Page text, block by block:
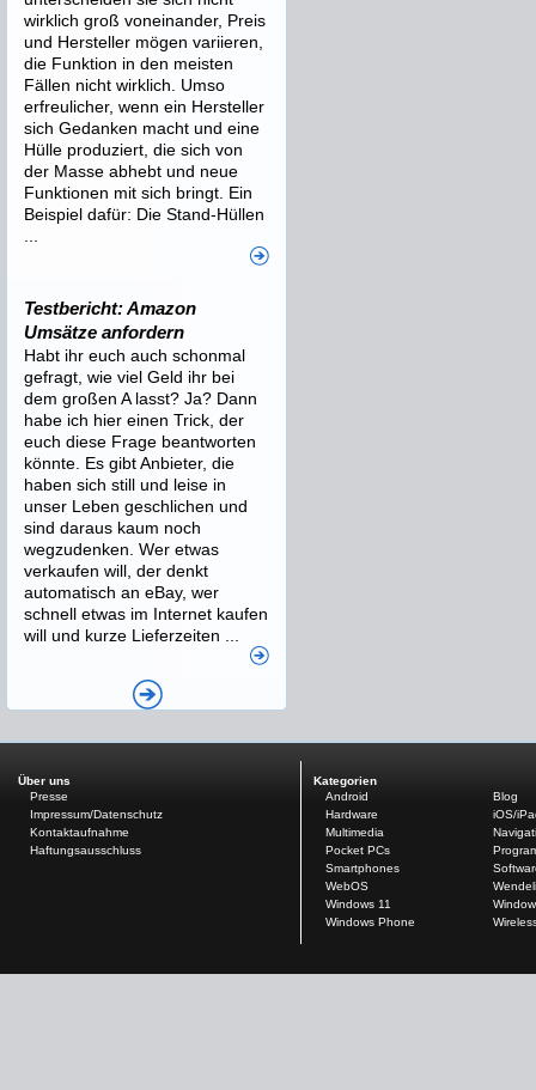
wirklich groß voneinander, Preis
und Hersteller mögen variieren,
die Funktion in den meisten
Fällen nicht wirklich. Umso
erfreulicher, wenn ein Hersteller
sich Gedanken macht und eine
Hülle produziert, die sich von
der Masse abhebt und neue
Funktionen mit sich bringt. Ein
Beispiel dafür: Die Stand-Hüllen
Testbericht: Amazon
Umsätze anfordern
Habt ihr euch auch schonmal
gefragt, wie viel Geld ihr bei
dem großen A lasst? Ja? Dann
habe ich hier einen Trick, der
euch diese Frage beantworten
könnte. Es gibt Anbieter, die
haben sich still und leise in
unser Leben geschlichen und
sind daraus kaum noch
wegzudenken. Wer etwas
verkaufen will, der denkt
automatisch an eBay, wer
schnell etwas im Internet kaufen
will und kurze Lieferzeiten ...
Über uns
Presse
Impressum/Datenschutz
Kontaktaufnahme
Haftungsausschluss
Kategorien
Android
Blog
Hardware
iOS/
Multimedia
Pocket PCs
Smartphones
WebOS
Windows 11
Windows Phone